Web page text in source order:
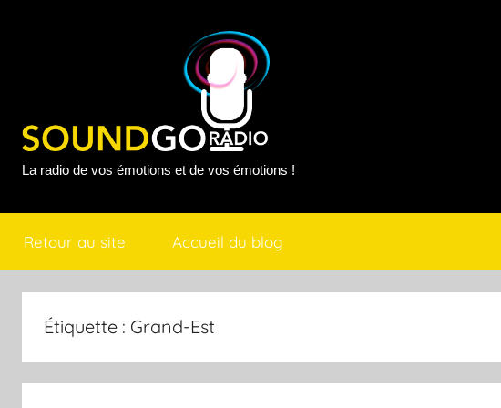
Sound
Go
Radio
La radio de vos émotions et de vos émotions !
Retour au site Accueil du blog
Étiquette : Grand-Est